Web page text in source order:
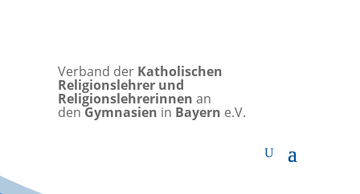
Verband der Katholischen
Religionslehrer und
Religionslehrerinnen an
denGymnasien in Bayern e.V.